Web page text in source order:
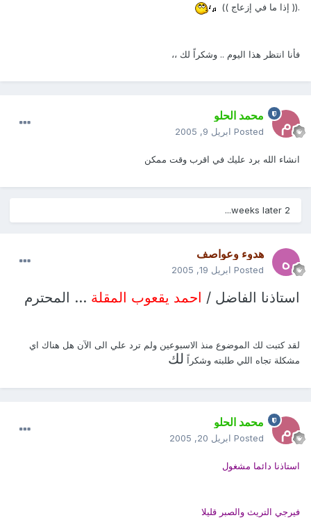
.(( إذا ما في إزعاج ))
فأنا انتظر هذا اليوم .. وشكراً لك ،،
محمد الحلو
Posted ابريل 9, 2005
انشاء الله برد عليك في اقرب وقت ممكن
2 weeks later...
هدوء وعواصف
Posted ابريل 19, 2005
استاذنا الفاضل / احمد يقعوب المقلة... المحترم
لقد كتبت لك الموضوع منذ الاسبوعين ولم ترد علي الى الآن هل هناك اي
مشكلة تجاه اللي طلبته وشكراً لك
محمد الحلو
Posted ابريل 20, 2005
استاذنا دائما مشغول
فيرجي التريث والصبر قليلا